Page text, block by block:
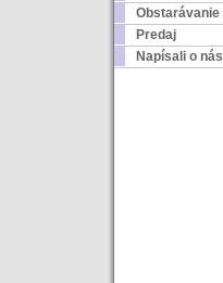
Obstarávanie
Predaj
Napísali o nás